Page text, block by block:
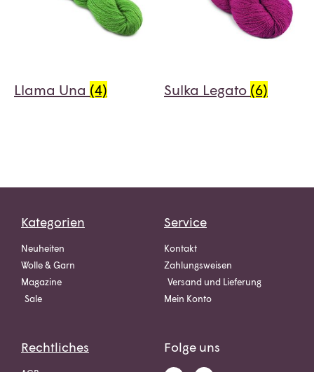
Llama Una (4) Sulka Legato (6)
Kategorien
Neuheiten
Wolle & Garn
Magazine
Sale
Service
Kontakt
Zahlungsweisen
Versand und Lieferung
Mein Konto
Rechtliches Folge uns